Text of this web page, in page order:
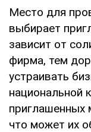
Место для
выбирает
зависит от
фирма, тем
устраивать
национальной
приглашенных
что может их